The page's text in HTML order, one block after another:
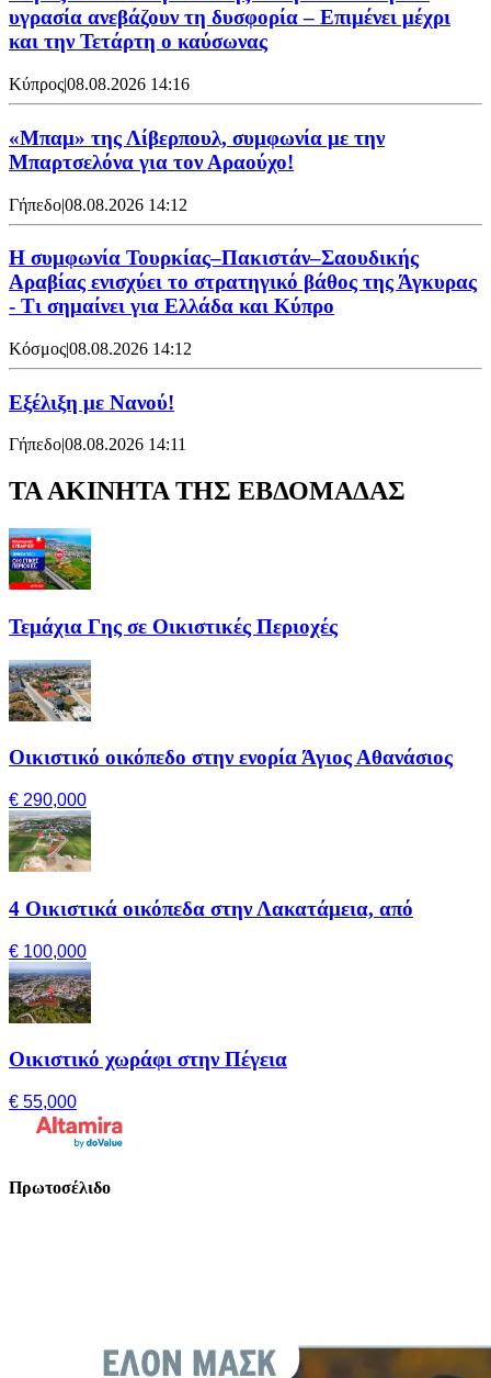
υγρασία ανεβάζουν τη δυσφορία – Επιμένει μέχρι
και την Τετάρτη ο καύσωνας
Κύπρος|08.08.2026 14:16
«Μπαμ» της Λίβερπουλ, συμφωνία με την
Μπαρτσελόνα για τον Αραούχο!
Γήπεδο|08.08.2026 14:12
Η συμφωνία Τουρκίας–Πακιστάν–Σαουδικής
Αραβίας ενισχύει το στρατηγικό βάθος της Άγκυρας
- Τι σημαίνει για Ελλάδα και Κύπρο
Κόσμος|08.08.2026 14:12
Εξέλιξη με Νανού!
Γήπεδο|08.08.2026 14:11
ΤΑ ΑΚΙΝΗΤΑ ΤΗΣ ΕΒΔΟΜΑΔΑΣ
Τεμάχια Γης σε Οικιστικές Περιοχές
Οικιστικό οικόπεδο στην ενορία Άγιος Αθανάσιος
€ 290,000
4 Οικιστικά οικόπεδα στην Λακατάμεια, από
€ 100,000
Οικιστικό χωράφι στην Πέγεια
€ 55,000
Πρωτοσέλιδο